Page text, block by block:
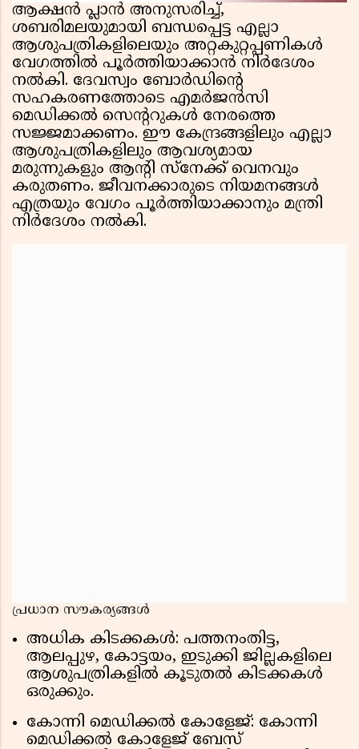
ആക്ഷൻ പ്ലാൻ അനുസരിച്ച്,
ശബരിമലയുമായി ബന്ധപ്പെട്ട എല്ലാ
ആശുപത്രികളിലെയും അറ്റകുറ്റപ്പണികൾ
വേഗത്തിൽ പൂർത്തിയാക്കാൻ നിർദേശം
നൽകി. ദേവസ്വം ബോർഡിൻ്റെ
സഹകരണത്തോടെ എമർജൻസി
മെഡിക്കൽ സെൻ്ററുകൾ നേരത്തെ
സജ്ജമാക്കണം. ഈ കേന്ദ്രങ്ങളിലും എല്ലാ
ആശുപത്രികളിലും ആവശ്യമായ
മരുന്നുകളും ആന്റി സ്നേക്ക് വെനവും
കരുതണം. ജീവനക്കാരുടെ നിയമനങ്ങൾ
എത്രയും വേഗം പൂർത്തിയാക്കാനും മന്ത്രി
നിർദേശം നൽകി.
പ്രധാന സൗകര്യങ്ങൾ
അധിക കിടക്കകൾ: പത്തനംതിട്ട,
ആലപ്പുഴ, കോട്ടയം, ഇടുക്കി ജില്ലകളിലെ
ആശുപത്രികളിൽ കൂടുതൽ കിടക്കകൾ
ഒരുക്കും.
കോന്നി മെഡിക്കൽ കോളേജ്: കോന്നി
മെഡിക്കൽ കോളേജ് ബേസ്